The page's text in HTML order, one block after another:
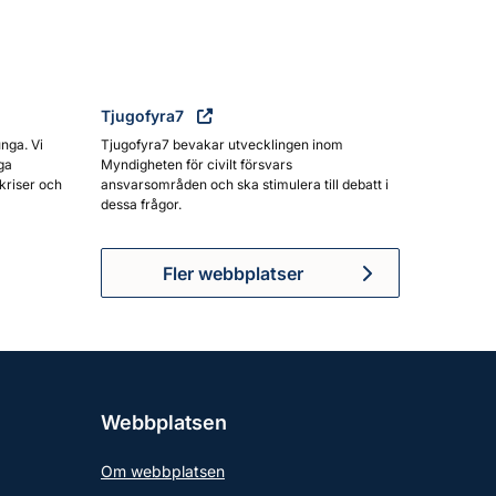
Vi
och
Tjugofyra7
Tjugofyra7 bevakar utvecklingen inom
Myndigheten för civilt försvars
ansvarsområden och ska stimulera till debatt i
dessa frågor.
Fler webbplatser
Webbplatsen
Om webbplatsen